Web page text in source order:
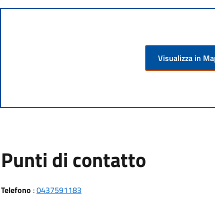
Visualizza in
Punti di contatto
Telefono :0437591183